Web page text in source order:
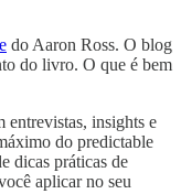
do Aaron Ross. O blog
do livro. O que é bem
entrevistas, insights e
do predictable
dicas práticas de
aplicar no seu